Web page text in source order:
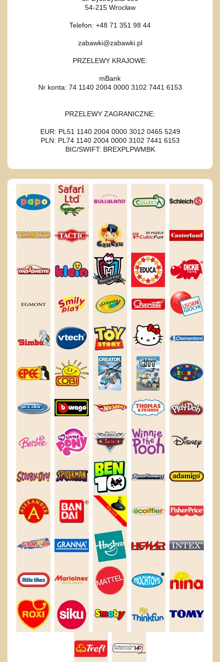
54-215 Wrocław
Telefon: +48 71 351 98 44
zabawki@zabawki.pl
PRZELEWY KRAJOWE:
mBank
Nr konta: 74 1140 2004 0000 3102 7441 6153
PRZELEWY ZAGRANICZNE:
EUR: PL51 1140 2004 0000 3012 0465 5249
PLN: PL74 1140 2004 0000 3102 7441 6153
BIC/SWIFT: BREXPLPWMBK